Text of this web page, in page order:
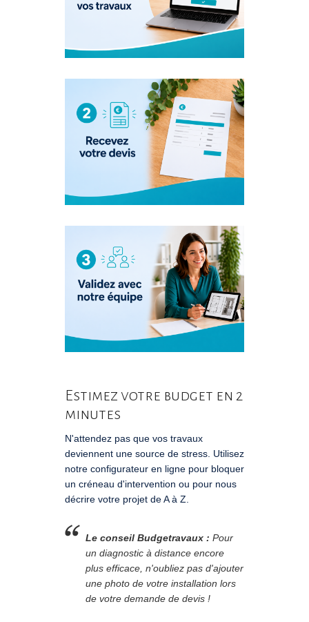
Estimez votre budget en 2
minutes
N'attendez pas que vos travaux
deviennent une source de stress. Utilisez
notre configurateur en ligne pour bloquer
un créneau d'intervention ou pour nous
décrire votre projet de A à Z.
Le conseil Budgetravaux : Pour
un diagnostic à distance encore
plus efficace, n'oubliez pas d'ajouter
une photo de votre installation lors
de votre demande de devis !